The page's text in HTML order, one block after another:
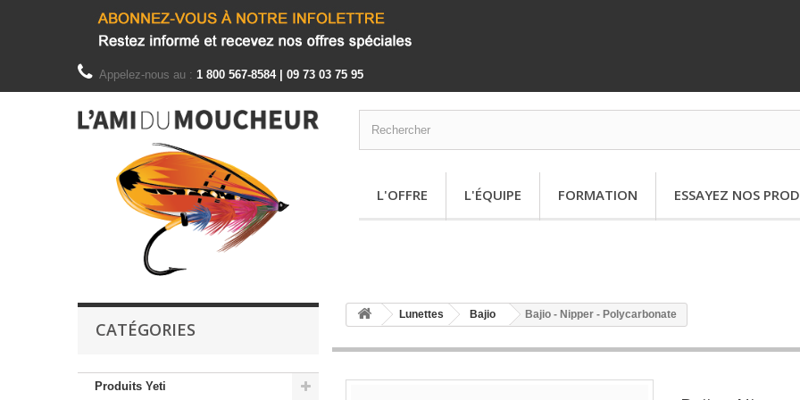
Appelez-nous au : 1 800 567-8584 | 09 73 03 75 95
L'OFFRE L'ÉQUIPE FORMATION ESSAYEZ NOS
CATÉGORIES
Produits Yeti
Lunettes Bajio Bajio - Nipper - Polycarbonate